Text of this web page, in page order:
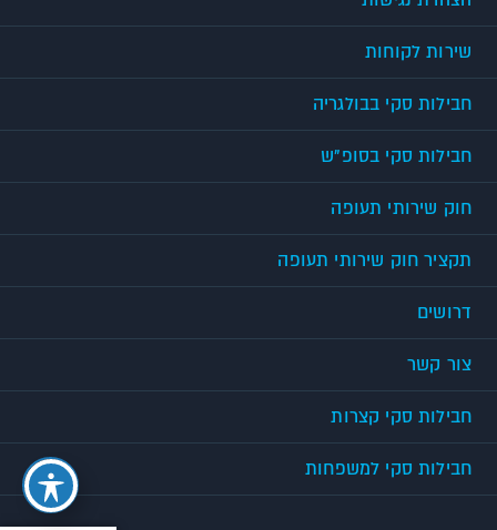
שירות לקוחות
חבילות סקי בבולגריה
חבילות סקי בסופ"ש
חוק שירותי תעופה
תקציר חוק שירותי תעופה
דרושים
צור קשר
חבילות סקי קצרות
חבילות סקי למשפחות